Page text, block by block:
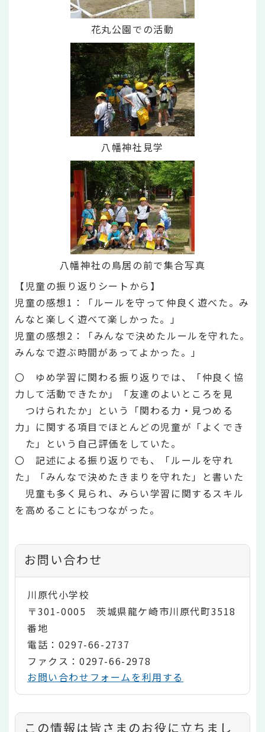
花丸公園での活動
八幡神社見学
八幡神社の鳥居の前で集合写真
【児童の振り返りシートから】
児童の感想1：「ルールを守って仲良く遊べた。み
んなと楽しく遊べて楽しかった。」
児童の感想2：「みんなで決めたルールを守れた。
みんなで遊ぶ時間があってよかった。」
〇 ゆめ学習に関わる振り返りでは、「仲良く協
力して活動できたか」「友達のよいところを見
つけられたか」という「関わる力・見つめる
力」に関する項目でほとんどの児童が「よくでき
た」という自己評価をしていた。
〇 記述による振り返りでも、「ルールを守れ
た」「みんなで決めたきまりを守れた」と書いた
児童も多く見られ、みらい学習に関するスキル
を高めることにもつながった。
お問い合わせ
川原代小学校
〒301-0005 茨城県龍ケ崎市川原代町3518
番地
電話：0297-66-2737
ファクス：0297-66-2978
お問い合わせフォームを利用する
コ
この情報は皆さまのお役に立ちまし